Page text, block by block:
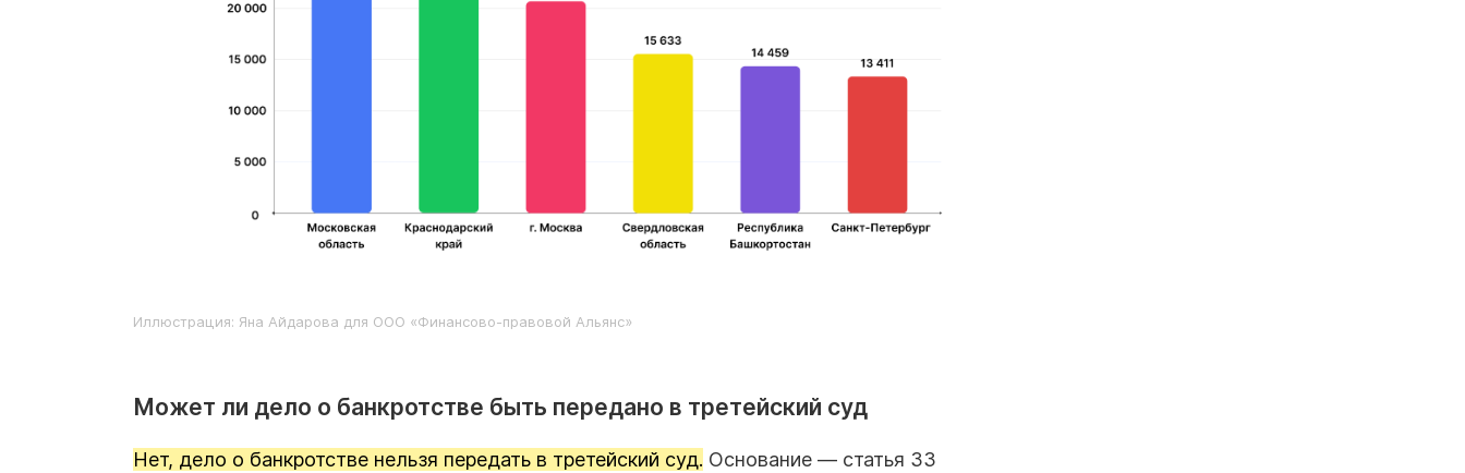
Иллюстрация: Яна Айдарова для ООО «Финансово-правовой Альянс»
Может ли дело о банкротстве быть передано в третейский суд
Нет, дело о банкротстве нельзя передать в третейский суд. Основание — статья 33